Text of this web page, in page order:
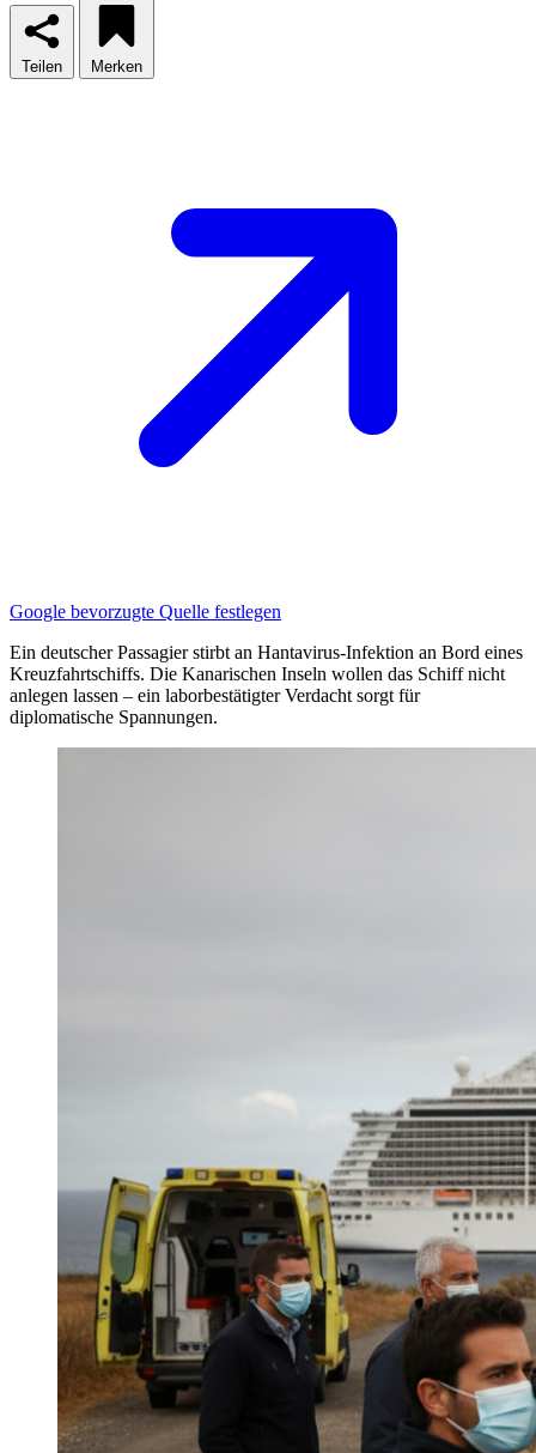
Teilen Merken
Google bevorzugte Quelle festlegen
Ein deutscher Passagier stirbt an Hantavirus-Infektion an Bord eines
Kreuzfahrtschiffs. Die Kanarischen Inseln wollen das Schiff nicht
anlegen lassen – ein laborbestätigter Verdacht sorgt für
diplomatische Spannungen.